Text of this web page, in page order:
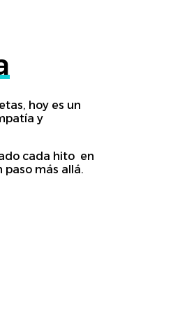
hoy es un
y
cada hito en
paso más allá.